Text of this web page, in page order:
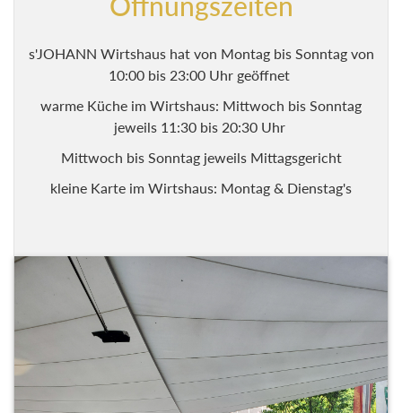
s'JOHANN Wirtshaus hat von Montag bis Sonntag von
10:00 bis 23:00 Uhr geöffnet
warme Küche im Wirtshaus: Mittwoch bis Sonntag
jeweils 11:30 bis 20:30 Uhr
Mittwoch bis Sonntag jeweils Mittagsgericht
kleine Karte im Wirtshaus: Montag & Dienstag's